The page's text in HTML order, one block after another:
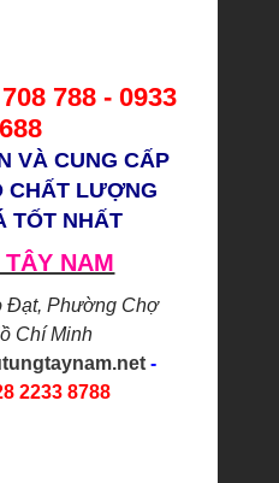
788 - 0933
VÀ CUNG CẤP
CHẤT LƯỢNG
TỐT NHẤT
TÂY NAM
Đạt, Phường Chợ
Chí Minh
-
2233 8788